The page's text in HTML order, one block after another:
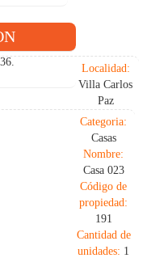
Localidad:
Villa Carlos
Paz
Categoria:
Casas
Nombre:
Casa 023
Código de
propiedad:
191
Cantidad de
unidades: 1